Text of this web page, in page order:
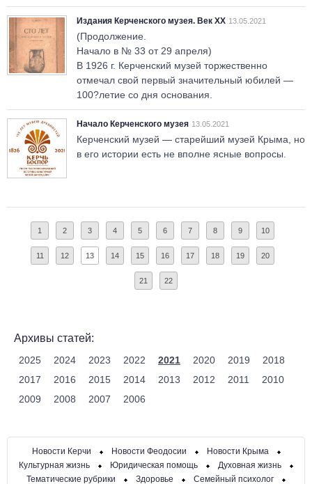
Издания Керченского музея. Век ХХ 13.05.2021
(Продолжение.
Начало в № 33 от 29 апреля)
В 1926 г. Керченский музей торжественно
отмечал свой первый значительный юбилей —
100?летие со дня основания.
Начало Керченского музея 13.05.2021
Керченский музей — старейший музей Крыма, но
в его истории есть не вполне ясные вопросы.
1 2 3 4 5 6 7 8 9 10
11 12 13 14 15 16 17 18 19 20
21 22
Архивы статей:
2025 2024 2023 2022 2021 2020 2019
2018
2017
2016 2015 2014 2013 2012 2011
2010
2009
2008 2007 2006
Новости Керчи Новости Феодосии
Новости Крыма
Культурная жизнь
Юридическая помощь
Духовная жизнь
Тематические рубрики
Здоровье Семейный психолог